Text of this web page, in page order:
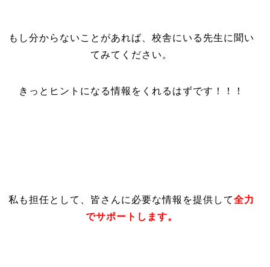
もし分からないことがあれば、校舎にいる先生に聞い
てみてください。
きっとヒントになる情報をくれるはずです！！！
私も担任として、皆さんに必要な情報を提供して全力
でサポートします。